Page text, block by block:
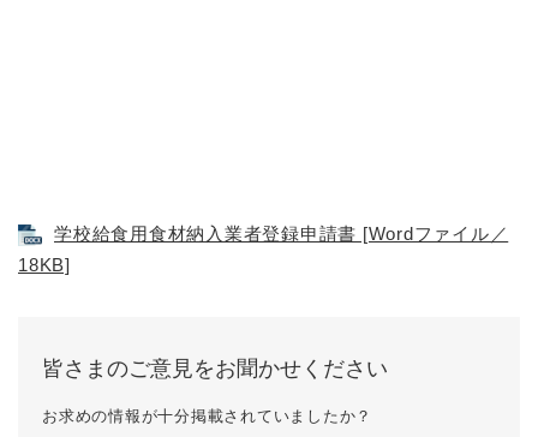
学校給食用食材納入業者登録申請書 [Wordファイル／
18KB]
皆さまのご意見をお聞かせください
お求めの情報が十分掲載されていましたか？